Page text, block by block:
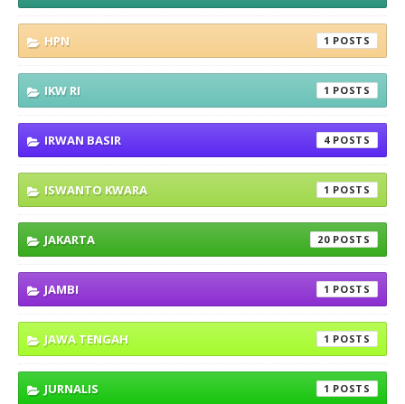
HPN 1
IKW RI 1
IRWAN BASIR 4
ISWANTO KWARA 1
JAKARTA 20
JAMBI 1
JAWA TENGAH 1
JURNALIS 1